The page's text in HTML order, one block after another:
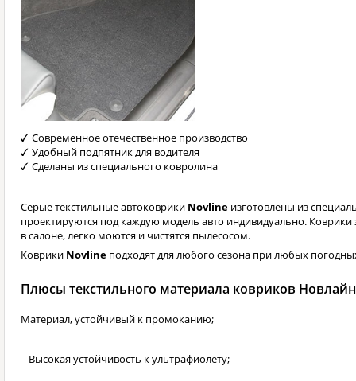
Современное отечественное производство
Удобный подпятник для водителя
Сделаны из специального ковролина
Серые текстильные автоковрики Novline изготовлены из
проектируются под каждую модель авто индивидуально.
в салоне, легко моются и чистятся пылесосом.
Коврики Novline подходят для любого сезона при любых
Плюсы текстильного материала ковриков Новлайн
Материал, устойчивый к промоканию;
Высокая устойчивость к ультрафиолету;